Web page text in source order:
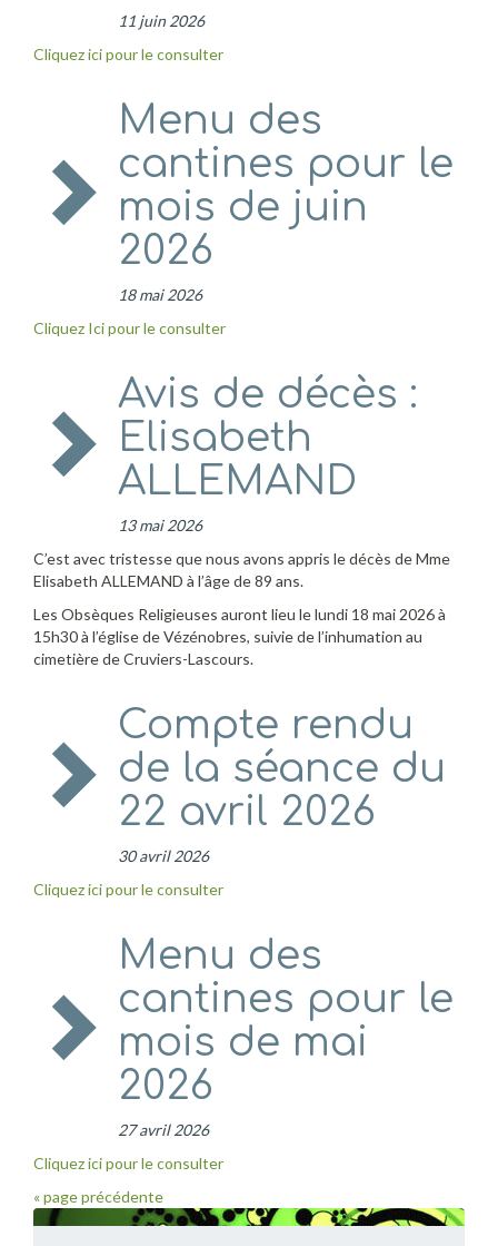
11 juin 2026
Cliquez ici pour le consulter
Menu des
cantines pour le
mois de juin
2026
18 mai 2026
Cliquez Ici pour le consulter
Avis de décès :
Elisabeth
ALLEMAND
13 mai 2026
C’est avec tristesse que nous avons appris le décès de Mme
Elisabeth ALLEMAND à l’âge de 89 ans.
Les Obsèques Religieuses auront lieu le lundi 18 mai 2026 à
15h30 à l’église de Vézénobres, suivie de l’inhumation au
cimetière de Cruviers-Lascours.
Compte rendu
de la séance du
22 avril 2026
30 avril 2026
Cliquez ici pour le consulter
Menu des
cantines pour le
mois de mai
2026
27 avril 2026
Cliquez ici pour le consulter
« page précédente